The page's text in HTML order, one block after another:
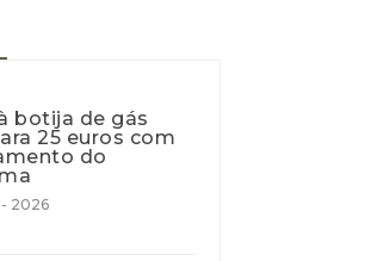
botija de gás
25 euros com
do
2026